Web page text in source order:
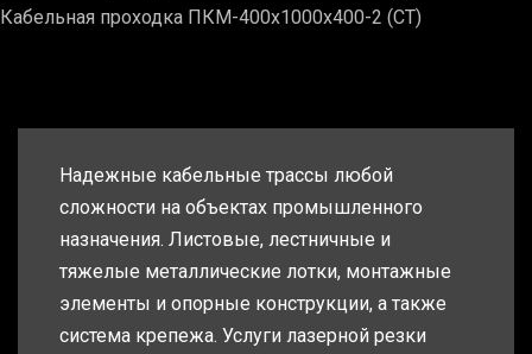
Кабельная проходка ПКМ-400х1000х400-2 (СТ)
Надежные кабельные трассы любой
сложности на объектах промышленного
назначения. Листовые, лестничные и
тяжелые металлические лотки, монтажные
элементы и опорные конструкции, а также
система крепежа. Услуги лазерной резки